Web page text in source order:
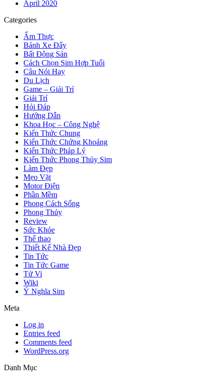
April 2020
Categories
Ẩm Thực
Bánh Xe Đẩy
Bất Động Sản
Cách Chọn Sim Hợp Tuổi
Câu Nói Hay
Du Lịch
Game – Giải Trí
Giải Trí
Hỏi Đáp
Hướng Dẫn
Khoa Học – Công Nghệ
Kiến Thức Chung
Kiến Thức Chứng Khoáng
Kiến Thức Pháp Lý
Kiến Thức Phong Thủy Sim
Làm Đẹp
Mẹo Vặt
Motor Điện
Phần Mềm
Phong Cách Sống
Phong Thủy
Review
Sức Khỏe
Thể thao
Thiết Kế Nhà Đẹp
Tin Tức
Tin Tức Game
Tử Vi
Wiki
Ý Nghĩa Sim
Meta
Log in
Entries feed
Comments feed
WordPress.org
Danh Mục